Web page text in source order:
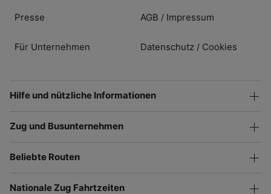
Presse
Für Unternehmen
AGB / Impressum
Datenschutz / Cookies
Hilfe und nützliche Informationen
Zug und Busunternehmen
Beliebte Routen
Nationale Zug Fahrtzeiten